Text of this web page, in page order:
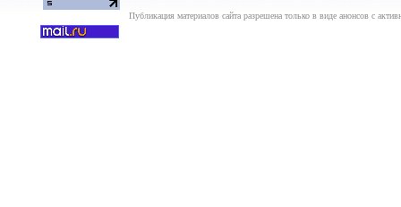
Публикация материалов сайта разрешена только в виде анонсов с